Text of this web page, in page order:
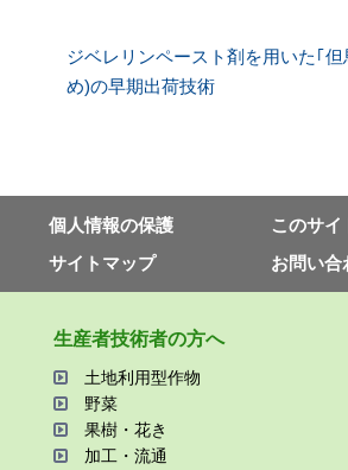
ジベレリンペースト剤を用いた｢但
め)の早期出荷技術
個⼈情報の保護
このサイ
サイトマップ
お問い合
⽣産者技術者の⽅へ
⼟地利⽤型作物
野菜
果樹・花き
加⼯・流通